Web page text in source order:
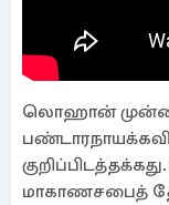
லொஹான்
மாகாணசபைத்